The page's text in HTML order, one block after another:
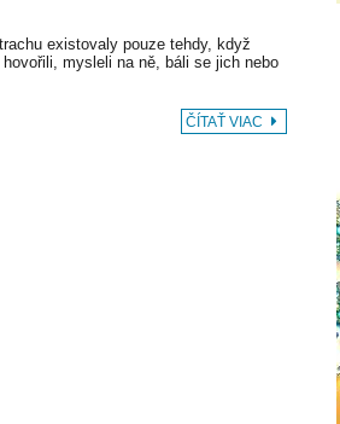
existovaly pouze tehdy, když
mysleli na ně, báli se jich nebo
ČÍTAŤ VIAC